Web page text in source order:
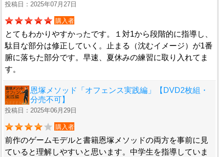
投稿日：2025年07月27日
購入者
とてもわかりやすかったです。１対1から段階的に指導し、
駄目な部分は修正していく。止まる（沈むイメージ）が1番
腑に落ちた部分です。早速、夏休みの練習に取り入れてま
す。
恩塚メソッド「オフェンス実践編」【DVD2枚組・
分売不可】
投稿日：2025年06月29日
購入者
前作のゲームモデルと書籍恩塚メソッドの両方を事前に見
ていると理解しやすいと思います。中学生を指導していま